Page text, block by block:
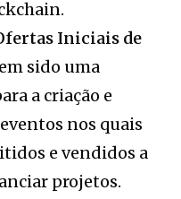
Iniciais de
sido uma
a criação e
nos quais
e vendidos a
projetos.